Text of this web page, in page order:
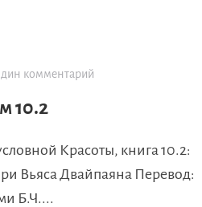
комментарий
10.2
Красоты, книга 10.2:
Вьяса Двайпаяна Перевод:
Б.Ч....